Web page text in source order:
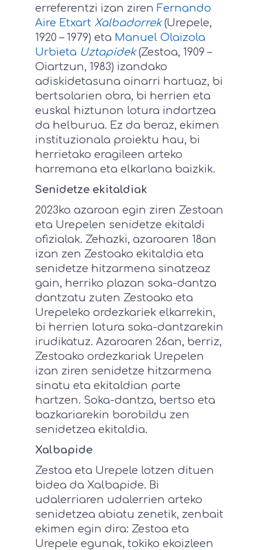
erreferentzi izan ziren Fernando
Aire Etxart Xalbadorrek(Urepele,
1920 – 1979) eta Manuel Olaizola
Urbieta Uztapidek(Zestoa, 1909 –
Oiartzun, 1983) izandako
adiskidetasuna oinarri hartuaz, bi
bertsolarien obra, bi herrien eta
euskal hiztunon lotura indartzea
da helburua. Ez da beraz, ekimen
instituzionala proiektu hau, bi
herrietako eragileen arteko
harremana eta elkarlana baizkik.
Senidetze ekitaldiak
2023ko azaroan egin ziren Zestoan
eta Urepelen senidetze ekitaldi
ofizialak. Zehazki, azaroaren 18an
izan zen Zestoako ekitaldia eta
senidetze hitzarmena sinatzeaz
gain, herriko plazan soka-dantza
dantzatu zuten Zestoako eta
Urepeleko ordezkariek elkarrekin,
bi herrien lotura soka-dantzarekin
irudikatuz. Azaroaren 26an, berriz,
Zestoako ordezkariak Urepelen
izan ziren senidetze hitzarmena
sinatu eta ekitaldian parte
hartzen. Soka-dantza, bertso eta
bazkariarekin borobildu zen
senidetzea ekitaldia.
Xalbapide
Zestoa eta Urepele lotzen dituen
bidea da Xalbapide. Bi
udalerriaren udalerrien arteko
senidetzea abiatu zenetik, zenbait
ekimen egin dira: Zestoa eta
Urepele egunak, tokiko ekoizleen